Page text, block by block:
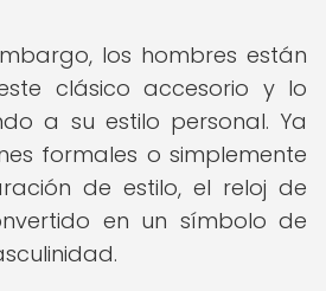
los hombres están
clásico accesorio y lo
a su estilo personal. Ya
formales o simplemente
de estilo, el reloj de
en un símbolo de